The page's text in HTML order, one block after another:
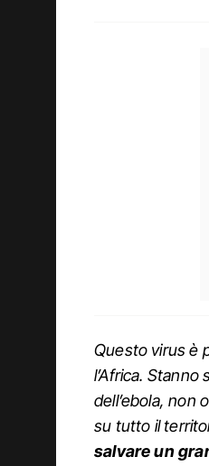
Questo virus è
l’Africa.
dell’ebola, non
su tutto il
salvare un